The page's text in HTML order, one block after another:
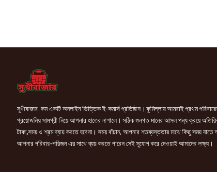
সুখীবাজার .কম একটি অনলাইন ভিত্তিক ই-কমার্স প্রতিষ্ঠান। কুমিল্লায় আমরাই প্রথম
প্রয়োজনিয় সামগ্রী নিয়ে আপনার হাতের নাগালে। সঠিক গুনগত মানের আসল পন্য ক্রয়ে
টাকা,সময় ও শ্রম ব্যায় করতে হবেনা। সময় বাঁচান, আপনার শতব্যস্ততার মাঝে কিছু সময় যাতে
আপনার পরিবার-পরিজন এর সাথে ব্যয় করতে পারেন সেই সুযোগ করে দেওয়াই আমাদের লক্ষ্য।